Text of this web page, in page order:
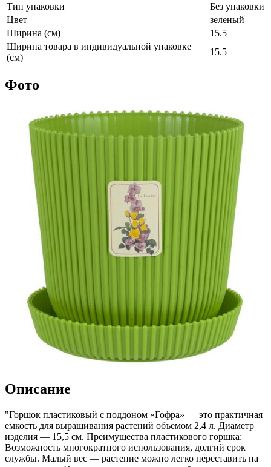
Тип упаковки
Без упаковки
Цвет
зеленый
Ширина (см)
15.5
Ширина товара в индивидуальной упаковке
(см)
15.5
Фото
Описание
"Горшок пластиковый с поддоном «Гофра» — это практичная
емкость для выращивания растений объемом 2,4 л. Диаметр
изделия — 15,5 см. Преимущества пластикового горшка:
Возможность многократного использования, долгий срок
службы. Малый вес — растение можно легко переставить на